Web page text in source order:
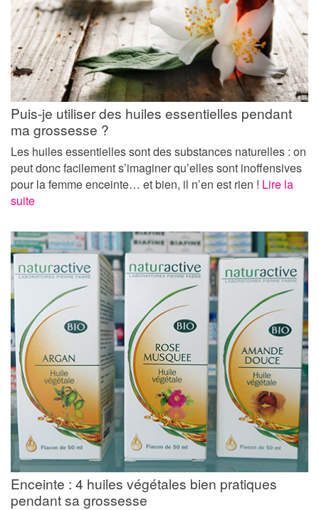
Puis-je utiliser des huiles essentielles pendant
ma grossesse ?
Les huiles essentielles sont des substances naturelles : on
peut donc facilement s’imaginer qu’elles sont inoffensives
pour la femme enceinte… et bien, il n’en est rien ! Lire la
suite
Enceinte : 4 huiles végétales bien pratiques
pendant sa grossesse